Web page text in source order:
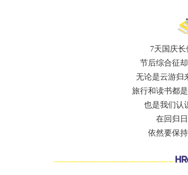
7天国庆
节后综合征
无论是云游归
旅行和读书都
也是我们认
在回归
依然要保
------------------------------------------------